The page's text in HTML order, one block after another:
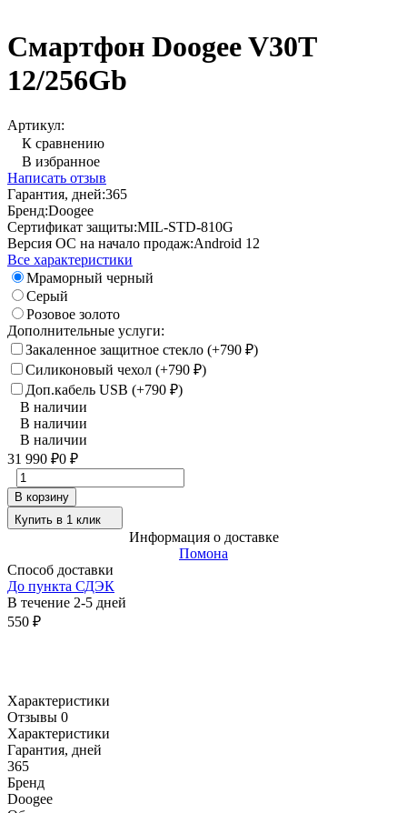
Смартфон Doogee V30T
12/256Gb
Артикул:
К сравнению
В избранное
Написать отзыв
Гарантия, дней:365
Бренд:Doogee
Сертификат защиты:MIL-STD-810G
Версия ОС на начало продаж:Android 12
Все характеристики
Мраморный черный
Серый
Розовое золото
Дополнительные услуги:
Закаленное защитное стекло (+790 ₽)
Силиконовый чехол (+790 ₽)
Доп.кабель USB (+790 ₽)
В наличии
В наличии
В наличии
31 990 ₽0 ₽
В корзину
Купить в 1 клик
Информация о доставке
Помона
Способ доставки
До пункта СДЭК
В течение 2-5 дней
550 ₽
Характеристики
Отзывы 0
Характеристики
Гарантия, дней
365
Бренд
Doogee